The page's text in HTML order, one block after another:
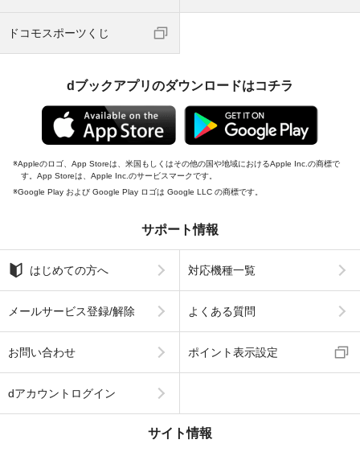
ドコモスポーツくじ
dブックアプリのダウンロードはコチラ
Appleのロゴ、App Storeは、米国もしくはその他の国や地域におけるApple Inc.の商標で
す。App Storeは、Apple Inc.のサービスマークです。
Google Play および Google Play ロゴは Google LLC の商標です。
サポート情報
はじめての方へ 対応機種一覧
メールサービス登録/解除 よくある質問
お問い合わせ ポイント表示設定
dアカウントログイン
サイト情報